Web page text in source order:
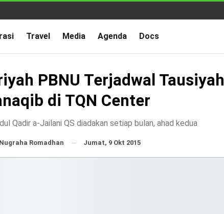
Travel Media Agenda Docs
PBNU Terjadwal Tausiyah
di TQN Center
Qadir a-Jailani QS diadakan setiap bulan, ahad kedua
Nugraha Romadhan Jumat, 9 Okt 2015